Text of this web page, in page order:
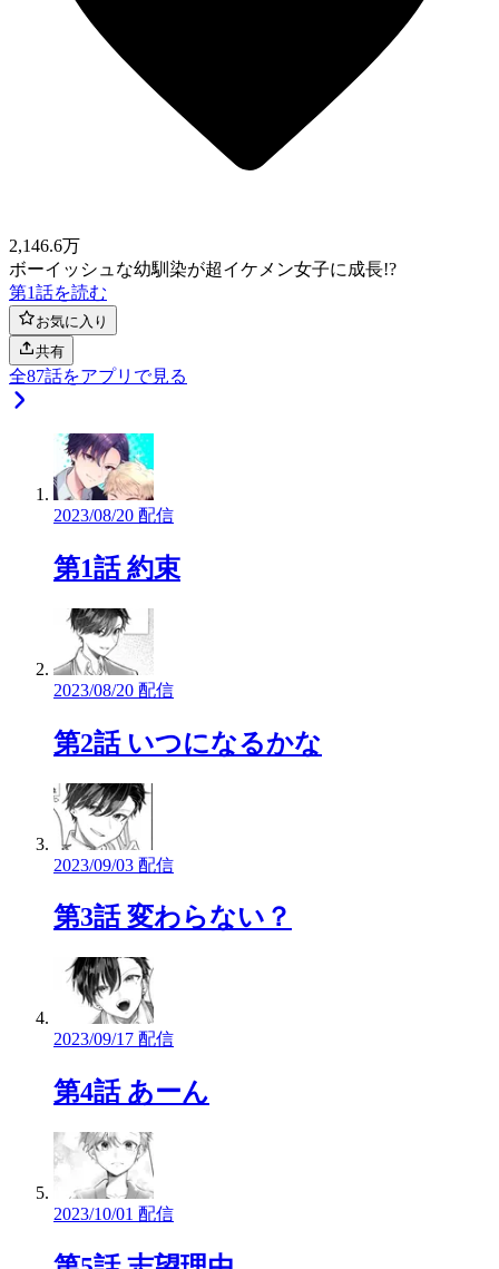
2,146.6万
ボーイッシュな幼馴染が超イケメン女子に成長!?
第1話を読む
お気に入り
共有
全87話をアプリで見る
2023/08/20 配信
第1話 約束
2023/08/20 配信
第2話 いつになるかな
2023/09/03 配信
第3話 変わらない？
2023/09/17 配信
第4話 あーん
2023/10/01 配信